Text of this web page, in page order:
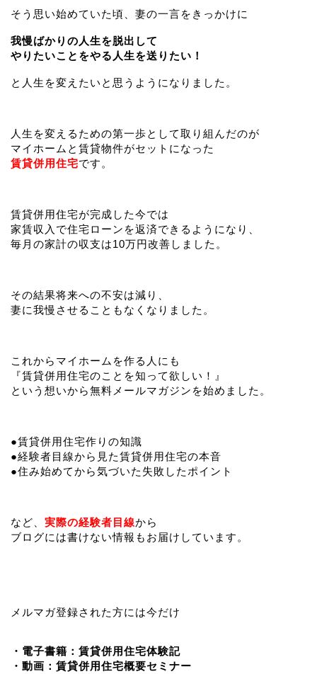
そう思い始めていた頃、妻の一言をきっかけに
我慢ばかりの人生を脱出して
やりたいことをやる人生を送りたい！
と人生を変えたいと思うようになりました。
人生を変えるための第一歩として取り組んだのが
マイホームと賃貸物件がセットになった
賃貸併用住宅です。
賃貸併用住宅が完成した今では
家賃収入で住宅ローンを返済できるようになり、
毎月の家計の収支は10万円改善しました。
その結果将来への不安は減り、
妻に我慢させることもなくなりました。
これからマイホームを作る人にも
『賃貸併用住宅のことを知って欲しい！』
という想いから無料メールマガジンを始めました。
●賃貸併用住宅作りの知識
●経験者目線から見た賃貸併用住宅の本音
●住み始めてから気づいた失敗したポイント
など、 実際の経験者目線から
ブログには書けない情報もお届けしています。
メルマガ登録された方には今だけ
・電子書籍：賃貸併用住宅体験記
・動画：賃貸併用住宅概要セミナー